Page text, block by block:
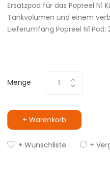
Ersatzpod für das Popreel N1
Tankvolumen und einem
Lieferumfang Popreel N1 Pod:
Menge
+ Warenkorb
+ Wunschliste +